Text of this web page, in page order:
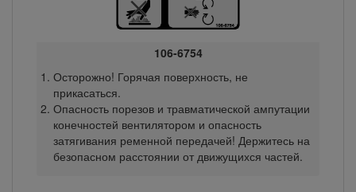
106-6754
Осторожно! Горячая поверхность, не
прикасаться.
Опасность порезов и травматической ампутации
конечностей вентилятором и опасность
затягивания ременной передачей! Держитесь на
безопасном расстоянии от движущихся частей.